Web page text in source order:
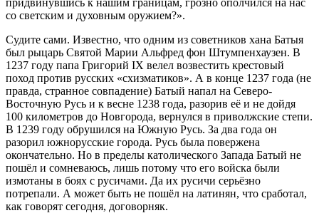
со светским и духовным оружием?».
Судите сами. Известно, что одним из советников хана Батыя
был рыцарь Святой Марии Альфред фон Штумпенхаузен. В
1237 году папа Григорий IX велел возвестить крестовый
поход против русских «схизматиков». А в конце 1237 года (не
правда, странное совпадение) Батый напал на Северо-
Восточную Русь и к весне 1238 года, разорив её и не дойдя
100 километров до Новгорода, вернулся в приволжские степи.
В 1239 году обрушился на Южную Русь. За два года он
разорил южнорусские города. Русь была повержена
окончательно. Но в пределы католического Запада Батый не
пошёл и сомневаюсь, лишь потому что его войска были
измотаны в боях с русичами. Да их русичи серьёзно
потрепали. А может быть не пошёл на латинян, что сработал,
как говорят сегодня, договорняк.